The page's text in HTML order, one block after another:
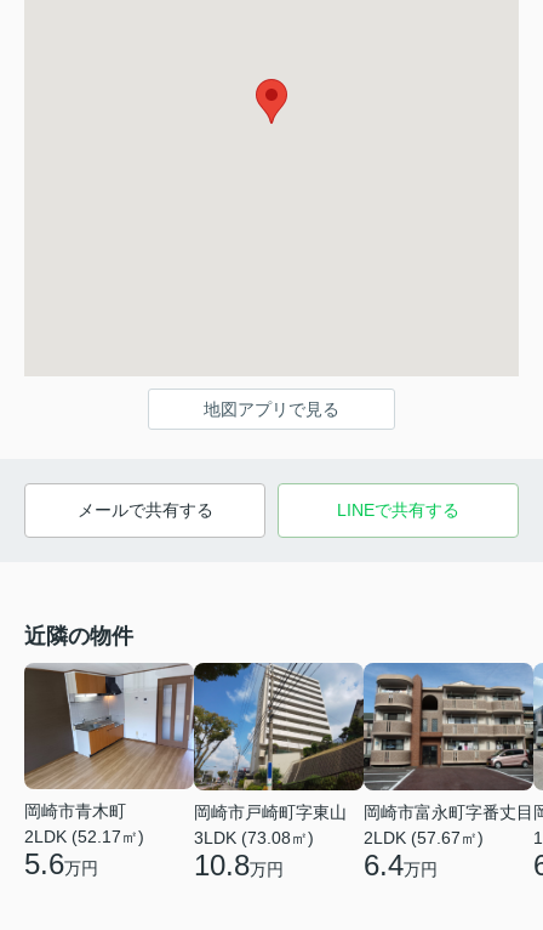
地図アプリで見る
メールで共有する LINEで共有する
近隣の物件
岡崎市青木町
2LDK (52.17㎡)
5.6万円
岡崎市戸崎町字東山
3LDK (73.08㎡)
10.8万円
岡崎市富永町字番丈目
2LDK (57.67㎡)
6.4万円